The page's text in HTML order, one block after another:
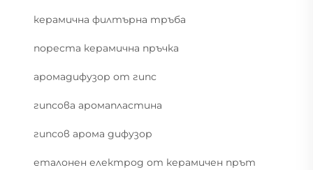
керамична филтърна тръба
пореста керамична пръчка
аромадифузор от гипс
гипсова аромапластина
гипсов арома дифузор
еталонен електрод от керамичен прът